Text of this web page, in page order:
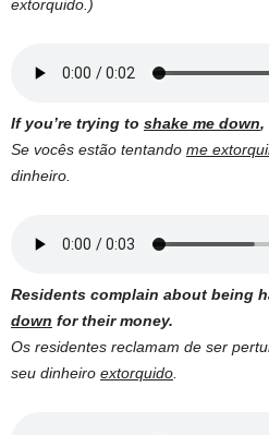
extorquido.)
If you’re trying to shake me down,
Se vocês estão tentando me
dinheiro.
Residents complain about being
down for their money.
Os residentes reclamam de ser
seu dinheiro extorquido